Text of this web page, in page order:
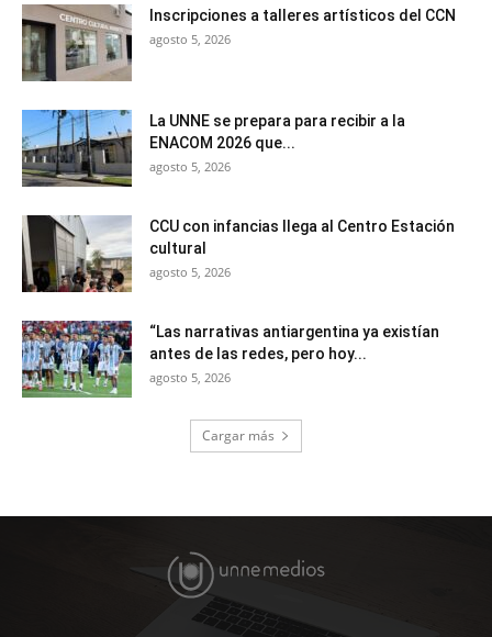
Inscripciones a talleres artísticos del CCN
agosto 5, 2026
La UNNE se prepara para recibir a la
ENACOM 2026 que...
agosto 5, 2026
CCU con infancias llega al Centro Estación
cultural
agosto 5, 2026
“Las narrativas antiargentina ya existían
antes de las redes, pero hoy...
agosto 5, 2026
Cargar más